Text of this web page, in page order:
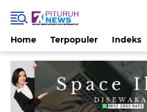
Home Terpopuler Indeks